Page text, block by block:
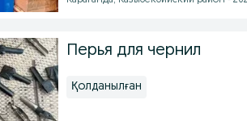
Перья для чернил
Қолданылған